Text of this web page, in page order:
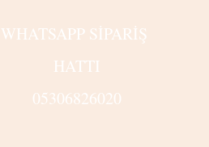
WHATSAPP SİPARİŞ
HATTI
05306826020